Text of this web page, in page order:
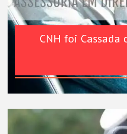
CNH foi Cassada